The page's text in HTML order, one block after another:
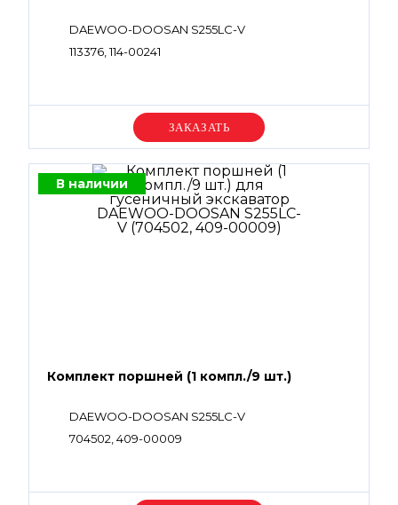
DAEWOO-DOOSAN S255LC-V
113376, 114-00241
Уточняйте цену
В наличии
Комплект поршней (1 компл./9 шт.)
DAEWOO-DOOSAN S255LC-V
704502, 409-00009